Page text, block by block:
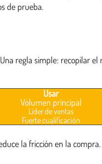
de prueba.
regla simple: recopilar
Usar
Volumen principal
Líder de ventas
Fuerte cualificación
la fricción en la